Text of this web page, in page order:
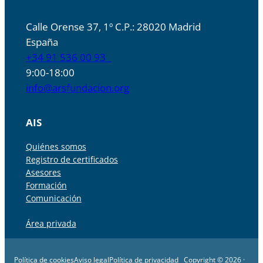
Calle Orense 37, 1º C.P.: 28020 Madrid
España
+34 91 536 00 93
9:00-18:00
info@arsfundacion.org
AIS
Quiénes somos
Registro de certificados
Asesores
Formación
Comunicación
Área privada
Política de cookiesAviso legalPolítica de privacidad Copyright © 2026 ·